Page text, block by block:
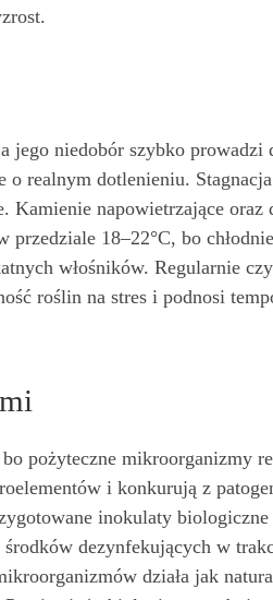
jego niedobór szybko
realnym dotlenieniu.
Kamienie napowietrzające
18–22°C, bo
włośników. Regularnie
roślin na stres i podnosi
pożyteczne mikroorganizmy
i konkurują z
inokulaty
dezynfekujących w
działa jak